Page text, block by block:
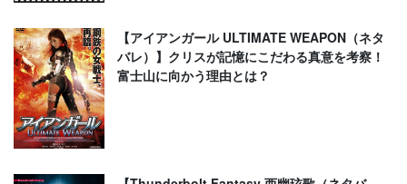
【アイアンガール ULTIMATE WEAPON（ネタ
バレ）】クリスが記憶にこだわる真意を考察！
富士山に向かう理由とは？